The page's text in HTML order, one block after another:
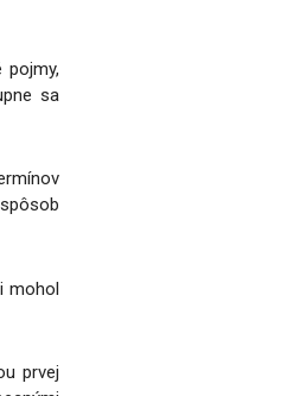
pojmy,
sa
mohol
prvej